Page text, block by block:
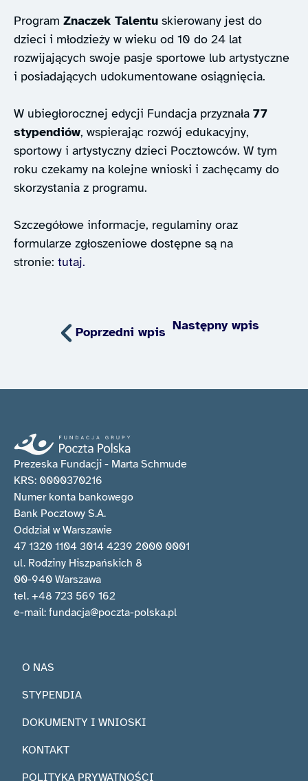
Program Znaczek Talentu skierowany jest do
dzieci i młodzieży w wieku od 10 do 24 lat
rozwijających swoje pasje sportowe lub artystyczne
i posiadających udokumentowane osiągnięcia.
W ubiegłorocznej edycji Fundacja przyznała 77
stypendiów, wspierając rozwój edukacyjny,
sportowy i artystyczny dzieci Pocztowców. W tym
roku czekamy na kolejne wnioski i zachęcamy do
skorzystania z programu.
Szczegółowe informacje, regulaminy oraz
formularze zgłoszeniowe dostępne są na
stronie: tutaj.
Poprzedni wpis Następny wpis
Prezeska Fundacji - Marta Schmude
KRS: 0000370216
Numer konta bankowego
Bank Pocztowy S.A.
Oddział w Warszawie
47 1320 1104 3014 4239 2000 0001
ul. Rodziny Hiszpańskich 8
00-940 Warszawa
tel. +48 723 569 162
e-mail: fundacja@poczta-polska.pl
O NAS
STYPENDIA
DOKUMENTY I WNIOSKI
KONTAKT
POLITYKA PRYWATNOŚCI